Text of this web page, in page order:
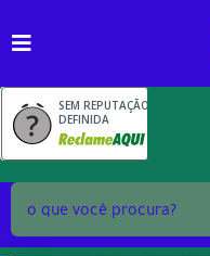
SEM REPUTAÇÃO
DEFINIDA